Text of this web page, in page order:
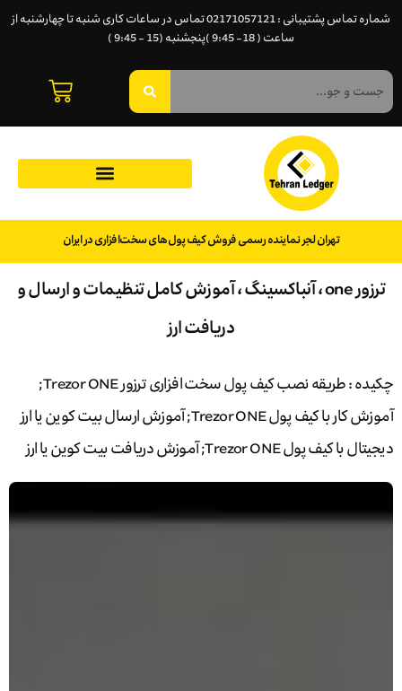
شماره تماس پشتیبانی : 02171057121 تماس در ساعات کاری شنبه تا چهارشنبه از
ساعت ( 18- 9:45 )پنجشنبه (15 - 9:45 )
تهران لجر نماینده رسمی فروش کیف پول‌های سخت‌افزاری در ایران
ترزور one ، آنباکسینگ ، آموزش کامل تنظیمات و ارسال و
دریافت ارز
چکیده : طریقه نصب کیف پول سخت افزاری ترزور Trezor ONE;
آموزش کار با کیف پول Trezor ONE; آموزش ارسال بیت کوین یا ارز
دیجیتال با کیف پول Trezor ONE; آموزش دریافت بیت کوین یا ارز